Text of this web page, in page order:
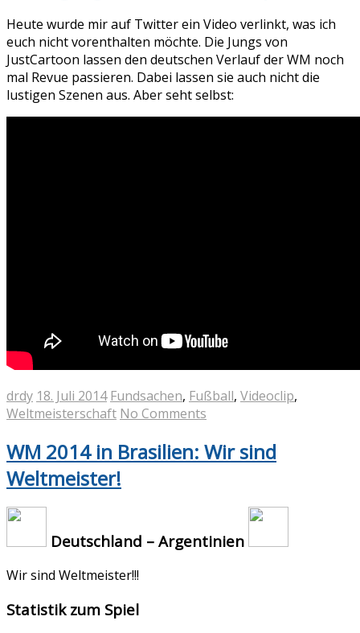
Heute wurde mir auf Twitter ein Video verlinkt, was ich
euch nicht vorenthalten möchte. Die Jungs von
JustCartoon lassen den deutschen Verlauf der WM noch
mal Revue passieren. Dabei lassen sie auch nicht die
lustigen Szenen aus. Aber seht selbst:
drdy 18. Juli 2014 Fundsachen, Fußball, Videoclip,
Weltmeisterschaft No Comments
WM 2014 in Brasilien: Wir sind
Weltmeister!
Deutschland – Argentinien
Wir sind Weltmeister!!!
Statistik zum Spiel